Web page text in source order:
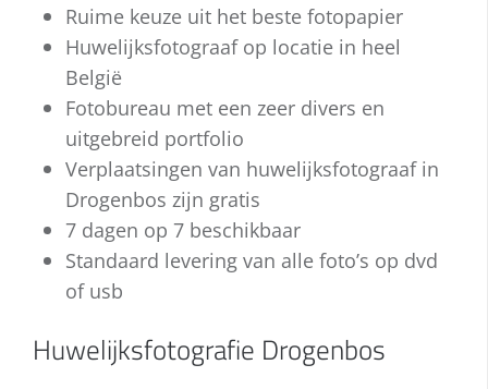
staat echter niet stil. Een hedendaagse
huwelijksreportage voor uw bruiloft ziet
er met grote waarschijnlijkheid anders uit
dan deze van uw ouders.
Bent u mee met de laatste
ontwikkelingen? Staat u open voor
vernieuwing en hebt u specifieke wensen
voor uw huwelijksreportage? Wij spreken
uw plannen graag met u door! Neem nu
contact met ons op.
keuze tussen tal van creatieve
mogelijkheden. Neemt u gerust contact
met ons op voor meer informatie!
Ruime keuze uit het beste fotopapier
Huwelijksfotograaf op locatie in heel
België
Fotobureau met een zeer divers en
uitgebreid portfolio
Verplaatsingen van huwelijksfotograaf in
Drogenbos zijn gratis
7 dagen op 7 beschikbaar
Standaard levering van alle foto’s op dvd
of usb
Huwelijksfotografie Drogenbos